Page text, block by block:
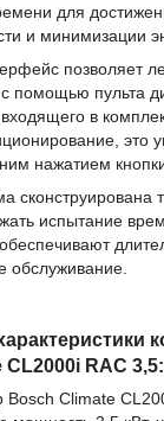
для
и минимизации
позволяет
помощью пульта
в
это
нажатием
сконструирована
испытание
обслуживание.
RAC 3,5:
Bosch Climate